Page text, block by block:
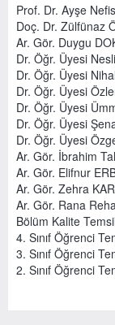
Prof. Dr. Ayşe
Doç. Dr. Zülfünaz
Ar. Gör. Duygu
Dr. Öğr. Üyesi
Dr. Öğr. Üyesi
Dr. Öğr. Üyesi
Dr. Öğr. Üyesi
Dr. Öğr. Üyesi
Dr. Öğr. Üyesi
Ar. Gör. İbrahim
Ar. Gör. Elifnur
Ar. Gör. Zehra
Ar. Gör. Rana
Bölüm Kalite
4. Sınıf Öğrenci
3. Sınıf Öğrenci
2. Sınıf Öğrenci